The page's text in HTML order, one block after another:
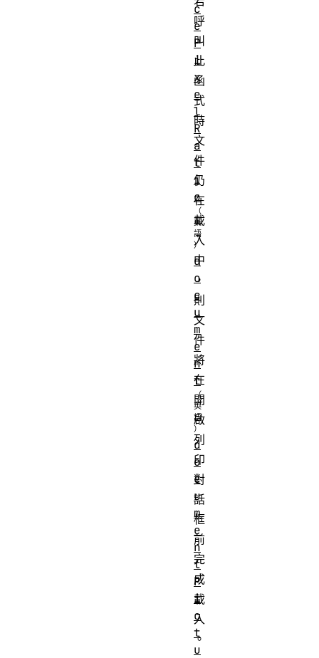
呼
叫
此
函
式
時
文
件
仍
在
載
入
中
，
則
文
件
將
在
開
啟
列
印
對
話
框
前
完
成
載
入
。
c
e
P
i
x
e
l
R
a
t
i
o
d
o
c
u
m
e
n
t
d
o
c
u
m
e
n
t
P
i
c
t
u